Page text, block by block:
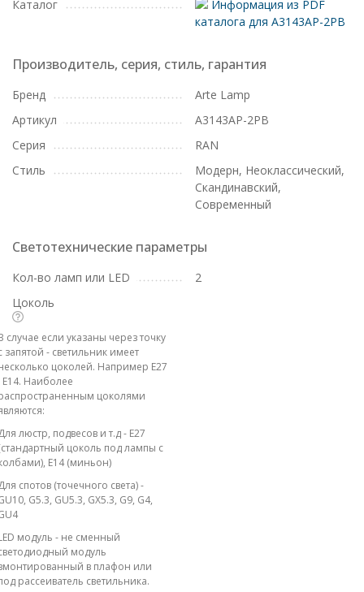
Каталог
Информация из PDF
каталога для A3143AP-2PB
Производитель, серия, стиль, гарантия
Бренд
Arte Lamp
Артикул
A3143AP-2PB
Серия
RAN
Стиль
Модерн, Неоклассический,
Скандинавский,
Современный
Светотехнические параметры
Кол-во ламп или LED
2
Цоколь
случае если указаны через точку
запятой - светильник имеет
цоколей. Например E27
E14. Наиболее
цоколями
люстр, подвесов и т.д - E27
цоколь под лампы с
E14 (миньон)
спотов (точечного света) -
G5.3, GU5.3, GX5.3, G9, G4,
модуль - не сменный
модуль
в плафон или
рассеиватель светильника.